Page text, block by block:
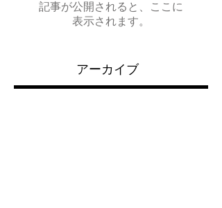
記事が公開されると、ここに
表示されます。
アーカイブ